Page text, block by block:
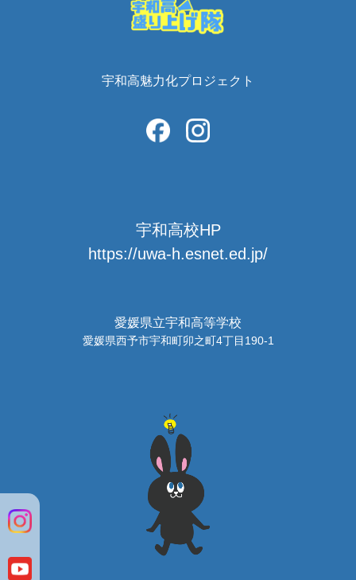
宇和高魅力化プロジェクト
宇和高校HP
https://uwa-h.esnet.ed.jp/
愛媛県立宇和高等学校
愛媛県西予市宇和町卯之町4丁目190-1